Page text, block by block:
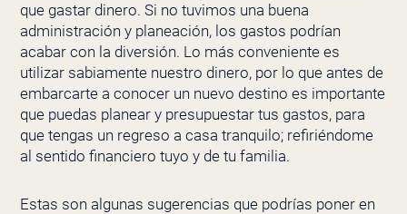
que gastar dinero. Si no tuvimos una buena
administración y planeación, los gastos podrían
acabar con la diversión. Lo más conveniente es
utilizar sabiamente nuestro dinero, por lo que antes de
embarcarte a conocer un nuevo destino es importante
que puedas planear y presupuestar tus gastos, para
que tengas un regreso a casa tranquilo; refiriéndome
al sentido financiero tuyo y de tu familia.
Estas son algunas sugerencias que podrías poner en